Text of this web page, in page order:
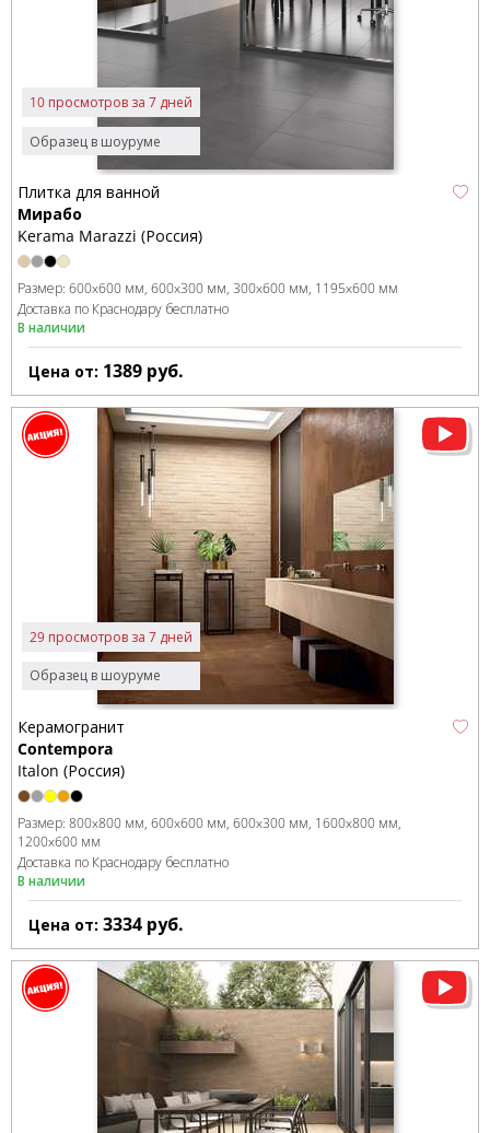
Образец в шоуруме
10 просмотров за 7 дней
Плитка для ванной
Мирабо
Kerama Marazzi (Россия)
Размер: 600x600 мм 600x300 мм 300x600 мм 1195x600 мм
Доставка по Краснодару бесплатно
В наличии
Цена от: 1389 руб.
Образец в шоуруме
29 просмотров за 7 дней
Керамогранит
Contempora
Italon (Россия)
Размер: 800x800 мм 600x600 мм 600x300 мм 1600x800 мм
1200x600 мм
Доставка по Краснодару бесплатно
В наличии
Цена от: 3334 руб.